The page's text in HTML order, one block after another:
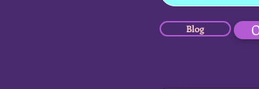
Blog